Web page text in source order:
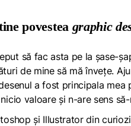
povestea graphic
să fac asta pe la șase-
de mine să mă învețe.
a fost principala
valoare și n-are sens
și Illustrator din